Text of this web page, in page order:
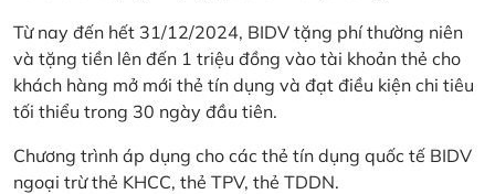
Từ nay đến hết 31/12/2024, BIDV tặng phí thường niên
và tặng tiền lên đến 1 triệu đồng vào tài khoản thẻ cho
khách hàng mở mới thẻ tín dụng và đạt điều kiện chi tiêu
tối thiểu trong 30 ngày đầu tiên.
Chương trình áp dụng cho các thẻ tín dụng quốc tế BIDV
ngoại trừ thẻ KHCC, thẻ TPV, thẻ TDDN.